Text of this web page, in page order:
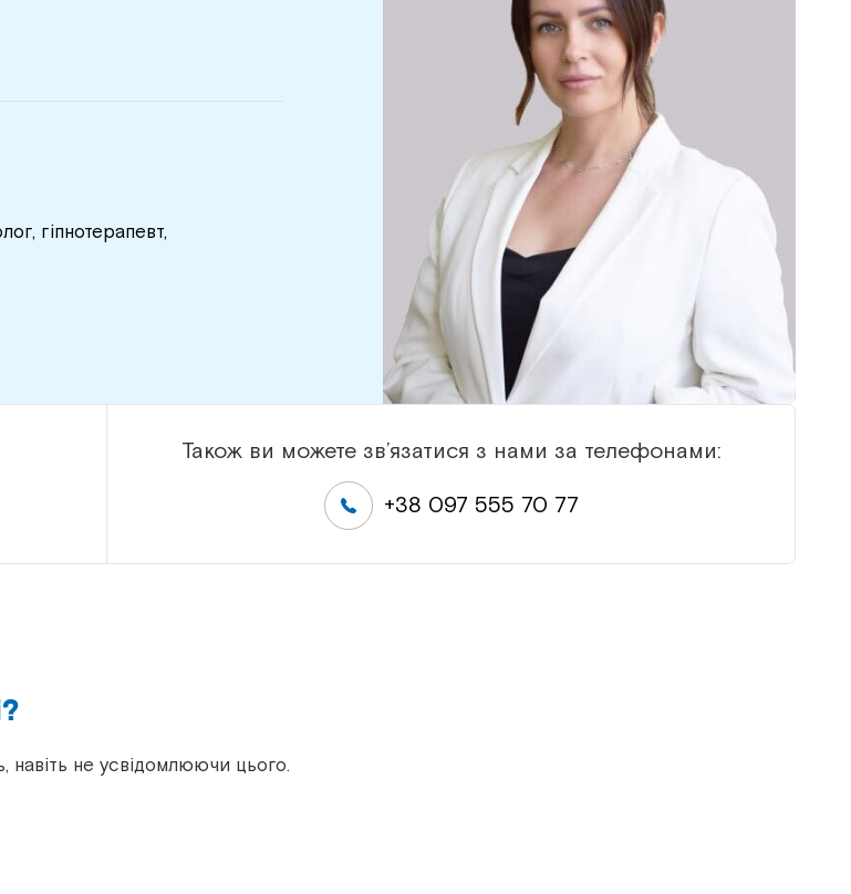
гіпнотерапевт,
Також ви можете зв’язатися з нами за телефонами:
+38 097 555 70 77
не усвідомлюючи цього.